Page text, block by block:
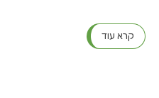
קרא עוד